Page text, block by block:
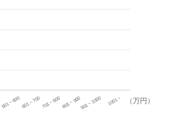
（万円）
501 ~ 600601 ~ 700701 ~ 800801 ~ 900901 ~ 1000 1001 ~